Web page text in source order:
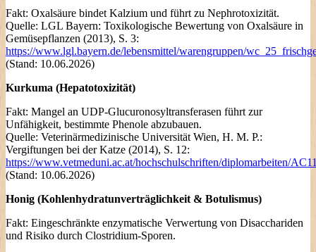
Fakt: Oxalsäure bindet Kalzium und führt zu Nephrotoxizität.
Quelle: LGL Bayern: Toxikologische Bewertung von Oxalsäure in
Gemüsepflanzen (2013), S. 3:
https://www.lgl.bayern.de/lebensmittel/warengruppen/
(Stand: 10.06.2026)
Kurkuma (Hepatotoxizität)
Fakt: Mangel an UDP-Glucuronosyltransferasen führt zur
Unfähigkeit, bestimmte Phenole abzubauen.
Quelle: Veterinärmedizinische Universität Wien, H. M. P.:
Vergiftungen bei der Katze (2014), S. 12:
https://www.vetmeduni.ac.at/hochschulschriften/diplomarbeiten/
(Stand: 10.06.2026)
Honig (Kohlenhydratunverträglichkeit & Botulismus)
Fakt: Eingeschränkte enzymatische Verwertung von Disacchariden
und Risiko durch Clostridium-Sporen.